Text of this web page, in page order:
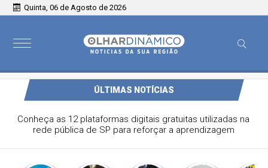
Quinta, 06 de Agosto de 2026
ÚLTIMAS NOTÍCIAS
Conheça as 12 plataformas digitais gratuitas utilizadas na
rede pública de SP para reforçar a aprendizagem